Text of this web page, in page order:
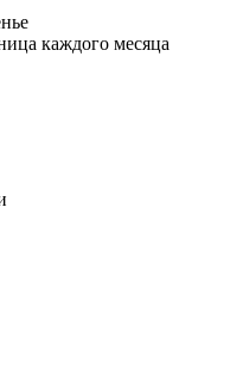
каждого месяца